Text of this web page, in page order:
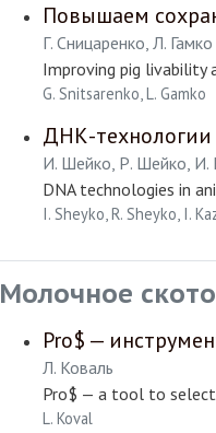
Повышаем
Г. Сницаренко, Л. Гамко
Improving pig livability
G. Snitsarenko, L. Gamko
ДНК-технологии
И. Шейко, Р. Шейко, И.
DNA technologies in
I. Sheyko, R. Sheyko, I.
Молочное
Pro$ —
Л. Коваль
Pro$ — a tool to
L. Koval